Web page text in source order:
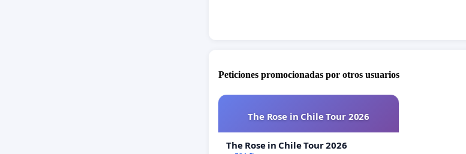
Peticiones promocionadas por otros usuarios
The Rose in Chile Tour 2026
The Rose in Chile Tour 2026